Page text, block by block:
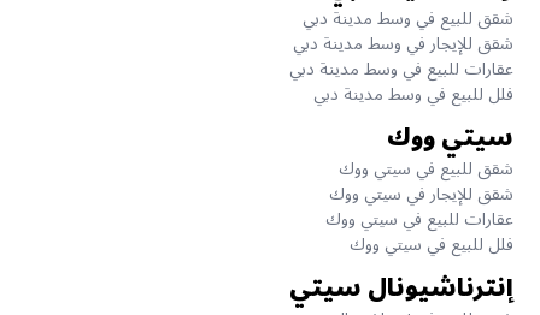
شقق للبيع في وسط مدينة دبي
شقق للإيجار في وسط مدينة دبي
عقارات للبيع في وسط مدينة دبي
فلل للبيع في وسط مدينة دبي
سيتي ووك
شقق للبيع في سيتي ووك
شقق للإيجار في سيتي ووك
عقارات للبيع في سيتي ووك
فلل للبيع في سيتي ووك
إنترناشيونال سيتي